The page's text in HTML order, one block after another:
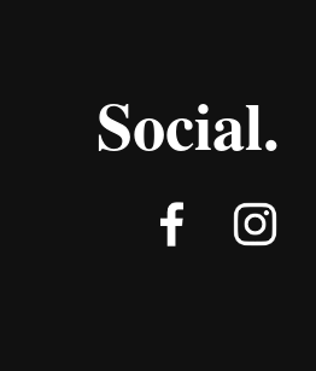
Social.